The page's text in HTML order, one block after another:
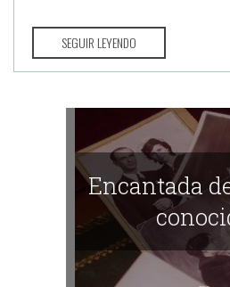
SEGUIR LEYENDO
Encantada